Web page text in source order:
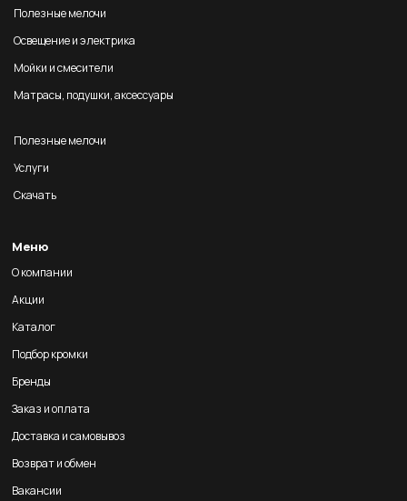
Полезные мелочи
Освещение и электрика
Мойки и смесители
Матрасы, подушки, аксессуары
Полезные мелочи
Услуги
Скачать
Меню
О компании
Акции
Каталог
Подбор кромки
Бренды
Заказ и оплата
Доставка и самовывоз
Возврат и обмен
Вакансии